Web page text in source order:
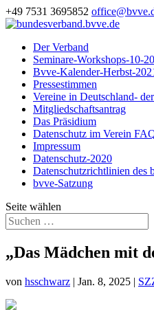
+49 7531 3695852
Der Verband
Seminare-Workshops-10-
Bvve-Kalender-Herbst-
Pressestimmen
Vereine in Deutschland-
Mitgliedschaftsantrag
Das Präsidium
Datenschutz im Verein
Impressum
Datenschutz-2020
Datenschutzrichtlinien des
bvve-Satzung
Seite wählen
„Das Mädchen mit
von hsschwarz | Jan. 8, 2025 |